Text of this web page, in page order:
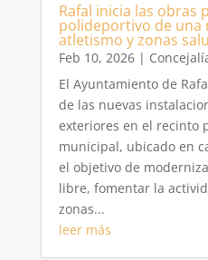
Rafal inicia las obras
polideportivo de una
atletismo y zonas
Feb 10, 2026|
El Ayuntamiento de
de las nuevas
exteriores en el recinto
municipal, ubicado en
el objetivo de
libre, fomentar la
zonas...
leer más